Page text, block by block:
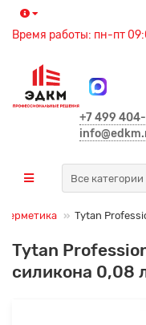
Время работы: пн-пт
+7 499
Все категории
герметика Tytan
Tytan
силикона 0,08